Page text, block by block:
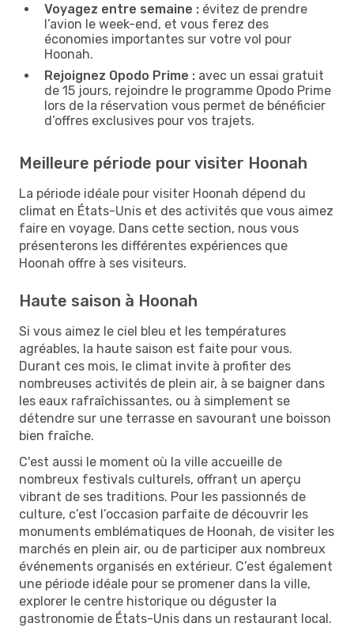
Voyagez entre semaine : évitez de prendre
l’avion le week-end, et vous ferez des
économies importantes sur votre vol pour
Hoonah.
Rejoignez Opodo Prime : avec un essai gratuit
de 15 jours, rejoindre le programme Opodo Prime
lors de la réservation vous permet de bénéficier
d’offres exclusives pour vos trajets.
Meilleure période pour visiter Hoonah
La période idéale pour visiter Hoonah dépend du
climat en États-Unis et des activités que vous aimez
faire en voyage. Dans cette section, nous vous
présenterons les différentes expériences que
Hoonah offre à ses visiteurs.
Haute saison à Hoonah
Si vous aimez le ciel bleu et les températures
agréables, la haute saison est faite pour vous.
Durant ces mois, le climat invite à profiter des
nombreuses activités de plein air, à se baigner dans
les eaux rafraîchissantes, ou à simplement se
détendre sur une terrasse en savourant une boisson
bien fraîche.
C'est aussi le moment où la ville accueille de
nombreux festivals culturels, offrant un aperçu
vibrant de ses traditions. Pour les passionnés de
culture, c’est l’occasion parfaite de découvrir les
monuments emblématiques de Hoonah, de visiter les
marchés en plein air, ou de participer aux nombreux
événements organisés en extérieur. C’est également
une période idéale pour se promener dans la ville,
explorer le centre historique ou déguster la
gastronomie de États-Unis dans un restaurant local.